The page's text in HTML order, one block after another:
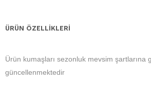
ÜRÜN ÖZELLIKLERI
Ürün kumaşları sezonluk mevsim şartlarına
güncellenmektedir